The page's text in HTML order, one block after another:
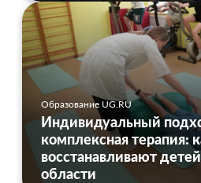
Образование UG.RU
Индивидуальный
комплексная терапия:
восстанавливают
области